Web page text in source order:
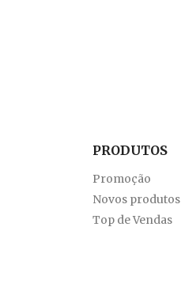
PRODUTOS
Promoção
Novos produtos
Top de Vendas